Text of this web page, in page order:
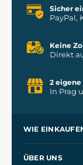
Sicher
PayPal,
Keine
Direkt
2 eigene
In Prag
WIE
ÜBER UNS